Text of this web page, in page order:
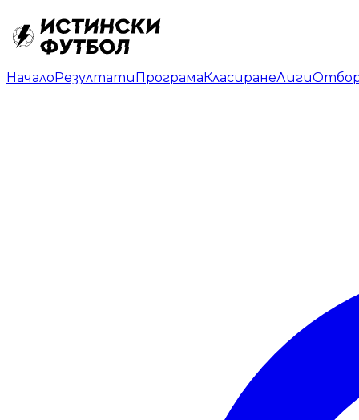
НачалоРезултатиПрограмаКласиранеЛиги